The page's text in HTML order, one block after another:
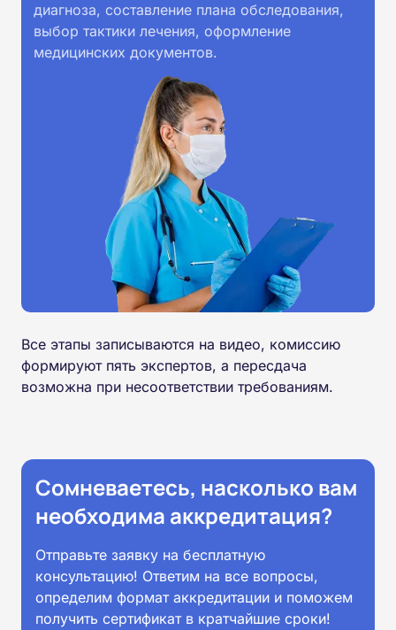
диагноза, составление плана обследования,
выбор тактики лечения, оформление
медицинских документов.
Все этапы записываются на видео, комиссию
формируют пять экспертов, а пересдача
возможна при несоответствии требованиям.
Сомневаетесь, насколько вам
необходима аккредитация?
Отправьте заявку на бесплатную
консультацию! Ответим на все вопросы,
определим формат аккредитации и поможем
получить сертификат в кратчайшие сроки!